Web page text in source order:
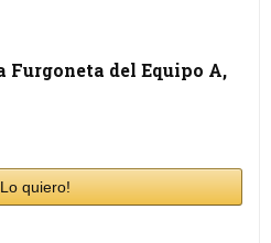
Furgoneta del Equipo A,
Lo quiero!